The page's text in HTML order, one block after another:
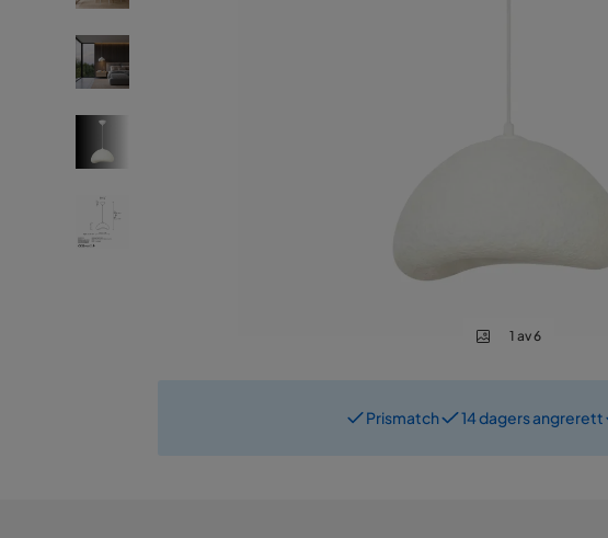
1 av 6
Prismatch 14 dagers angrerett